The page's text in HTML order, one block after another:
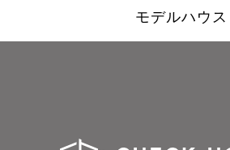
モデルハウス